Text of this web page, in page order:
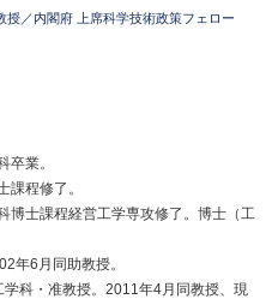
授／内閣府 上席科学技術政策フェロー
卒業。
課程修了。
博士課程経営工学専攻修了。博士（工
年6月同助教授。
科・准教授。2011年4月同教授、現